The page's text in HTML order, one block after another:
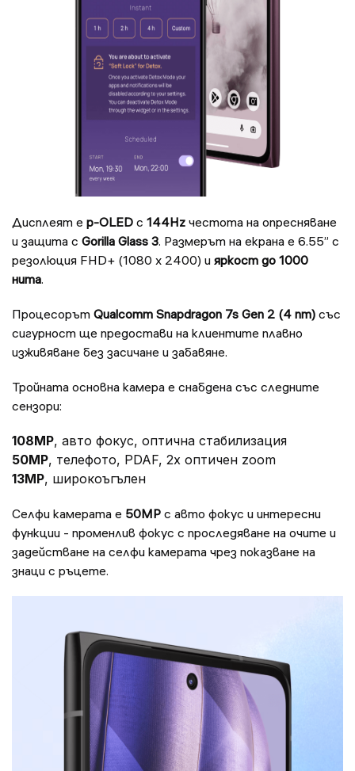
Дисплеят е p-OLED с 144Hz честота на опресняване
и защита с Gorilla Glass 3. Размерът на екрана е 6.55” с
резолюция FHD+ (1080 x 2400) и яркост до 1000
нита.
Процесорът Qualcomm Snapdragon 7s Gen 2 (4 nm) със
сигурност ще предостави на клиентите плавно
изживяване без засичане и забавяне.
Тройната основна камера е снабдена със следните
сензори:
108MP, авто фокус, оптична стабилизация
50MP, телефото, PDAF, 2x оптичен zoom
13MP, широкоъгълен
Селфи камерата е 50MP с авто фокус и интересни
функции - променлив фокус с проследяване на очите и
задействане на селфи камерата чрез показване на
знаци с ръцете.